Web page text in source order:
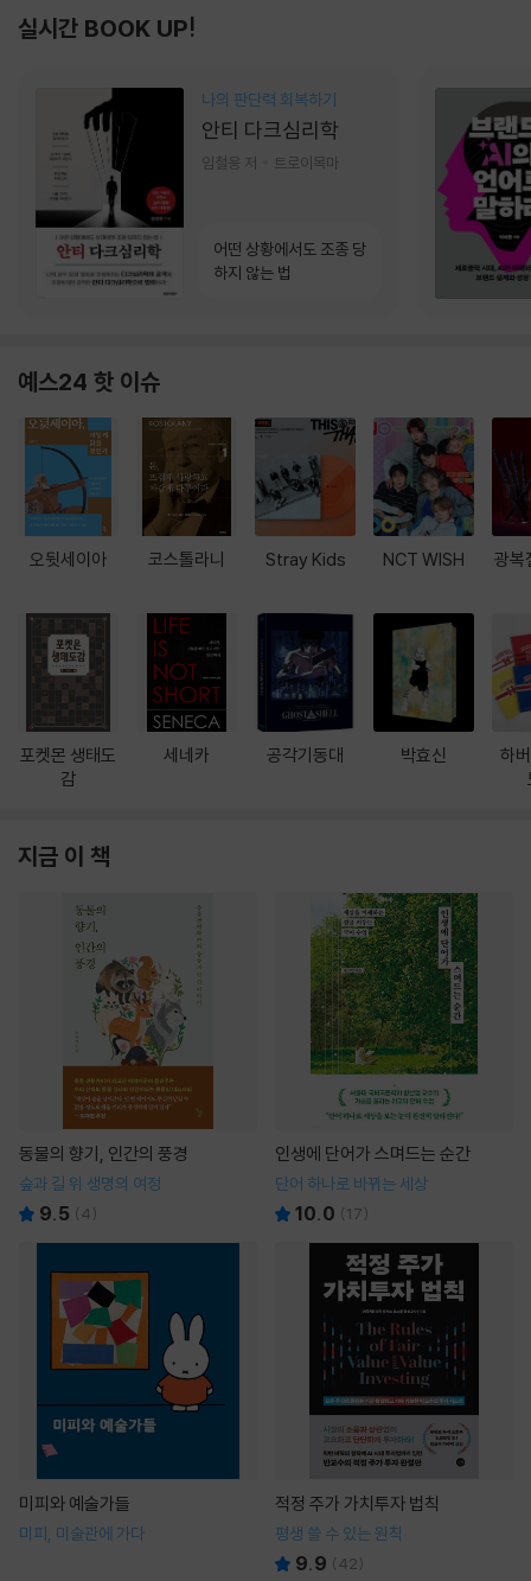
실시간 BOOK UP!
나의 판단력 회복하기
안티 다크심리학
임철웅 저 트로이목마
어떤 상황에서도 조종 당
하지 않는 법
예스24 핫 이슈
오뒷세이아
포켓몬 생태도
감
코스톨라니
세네카
Stray Kids
공각기동대
NCT WISH
박효신
광복
하
지금 이 책
동물의 향기, 인간의 풍경
숲과 길 위 생명의 여정
9.5 (4)
인생에 단어가 스며드는 순간
단어 하나로 바뀌는 세상
10.0 (17)
미피와 예술가들
미피, 미술관에 가다
적정 주가 가치투자 법칙
평생 쓸 수 있는 원칙
9.9 (42)